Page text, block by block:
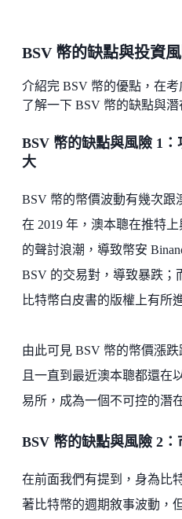
BSV 幣的缺點與投資
介紹完 BSV 幣的優點，在
了解一下 BSV 幣的缺點與潛
BSV 幣的缺點與風險 1
大
BSV 幣的幣價波動有幾次跟
在 2019 年，澳本聰在推特
的聲討浪潮，導致幣安
BSV 的交易對，導致暴跌；
比特幣白皮書的版權上有所
由此可見 BSV 幣的幣價漲
且一直到最近澳本聰都還在
易所，成為一個不可控的潛
BSV 幣的缺點與風險 2
在前面我們有提到，身為比
著比特幣的週期敘事波動，